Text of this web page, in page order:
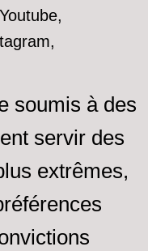
soumis à des
servir des
extrêmes,